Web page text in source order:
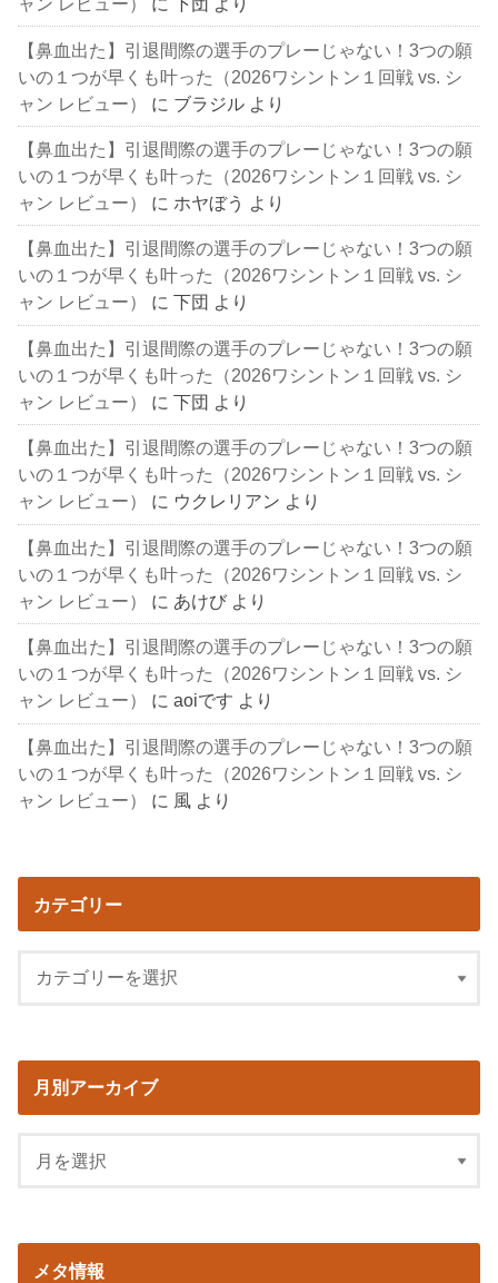
【鼻血出た】引退間際の選手のプレーじゃない！3つの願
いの１つが早くも叶った（2026ワシントン１回戦 vs. シ
ャン レビュー）
に ブラジル より
【鼻血出た】引退間際の選手のプレーじゃない！3つの願
いの１つが早くも叶った（2026ワシントン１回戦 vs. シ
ャン レビュー）
に ホヤぼう より
【鼻血出た】引退間際の選手のプレーじゃない！3つの願
いの１つが早くも叶った（2026ワシントン１回戦 vs. シ
ャン レビュー）
に下団 より
【鼻血出た】引退間際の選手のプレーじゃない！3つの願
いの１つが早くも叶った（2026ワシントン１回戦 vs. シ
ャン レビュー）
に下団 より
【鼻血出た】引退間際の選手のプレーじゃない！3つの願
いの１つが早くも叶った（2026ワシントン１回戦 vs. シ
ャン レビュー）
に ウクレリアン より
【鼻血出た】引退間際の選手のプレーじゃない！3つの願
いの１つが早くも叶った（2026ワシントン１回戦 vs. シ
ャン レビュー）
に あけび より
【鼻血出た】引退間際の選手のプレーじゃない！3つの願
いの１つが早くも叶った（2026ワシントン１回戦 vs. シ
ャン レビュー）
にaoiです より
【鼻血出た】引退間際の選手のプレーじゃない！3つの願
いの１つが早くも叶った（2026ワシントン１回戦 vs. シ
ャン レビュー）
に 風 より
カテゴリー
月別アーカイブ
メタ情報